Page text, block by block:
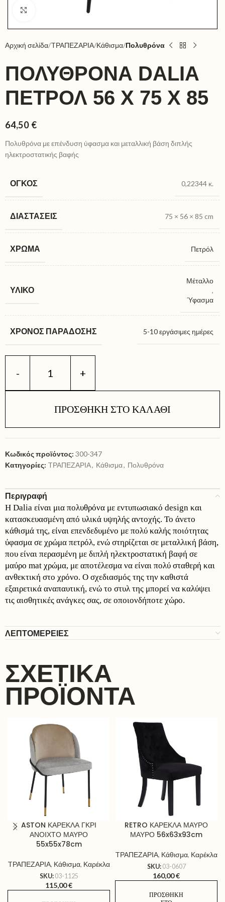
Αρχική σελίδα TΡΑΠΕΖΑΡΙΑ Κάθισμα Πολυθρόνα
ΠΟΛΥΘΡΌΝΑ DALIA
ΠΕΤΡΌΛ 56 X 75 X 85
64,50 €
Πολυθρόνα με επένδυση ύφασμα και μεταλλική βάση διπλής
ηλεκτροστατικής βαφής
ΌΓΚΟΣ 0,22344 κ.
ΔΙΑΣΤΆΣΕΙΣ 75 × 56 × 85 cm
ΧΡΏΜΑ Πετρόλ
ΥΛΙΚΌ
Μέταλλο
,
Ύφασμα
ΧΡΌΝΟΣ ΠΑΡΆΔΟΣΗΣ 5-10 εργάσιμες ημέρες
ΠΡΟΣΘΉΚΗ ΣΤΟ ΚΑΛΆΘΙ
Κωδικός προϊόντος: 300-347
Κατηγορίες: TΡΑΠΕΖΑΡΙΑ, Κάθισμα, Πολυθρόνα
Περιγραφή
Η Dalia είναι μια πολυθρόνα με εντυπωσιακό design και
κατασκευασμένη από υλικά υψηλής αντοχής. Το άνετο
κάθισμά της, είναι επενδεδυμένο με πολύ καλής ποιότητας
ύφασμα σε χρώμα πετρόλ, ενώ στηρίζεται σε μεταλλική βάση,
που είναι περασμένη με διπλή ηλεκτροστατική βαφή σε
μαύρο mat χρώμα, με αποτέλεσμα να είναι πολύ σταθερή και
ανθεκτική στο χρόνο. Ο σχεδιασμός της την καθιστά
εξαιρετικά αναπαυτική, ενώ το στυλ της μπορεί να καλύψει
τις αισθητικές ανάγκες σας, σε οποιονδήποτε χώρο.
ΛΕΠΤΟΜΕΡΕΙΕΣ
ΣΧΕΤΙΚΆ
ΠΡΟΪΌΝΤΑ
ASTON ΚΑΡΕΚΛΑ ΓΚΡΙ
ΑΝΟΙΧΤΟ ΜΑΥΡΟ
55x55x78cm
TΡΑΠΕΖΑΡΙΑ, Κάθισμα, Καρέκλα
SKU: 03-1125
115,00€
RETRO ΚΑΡΕΚΛΑ ΜΑΥΡΟ
ΜΑΥΡΟ 56x63x93cm
TΡΑΠΕΖΑΡΙΑ, Κάθισμα, Καρέκλα
SKU: 03-0607
160,00€
ΠΡΟΣΘΉΚΗ